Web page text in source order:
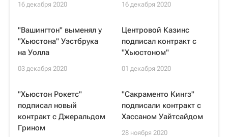
16 декабря 2020 16 декабря 2020
"Вашингтон" выменял у
"Хьюстона" Уэстбрука
на Уолла
03 декабря 2020
Центровой Казинс
подписал контракт с
"Хьюстоном"
01 декабря 2020
"Хьюстон Рокетс"
подписал новый
контракт с Джеральдом
Грином
"Сакраменто Кингз"
подписали контракт с
Хассаном Уайтсайдом
28 ноября 2020